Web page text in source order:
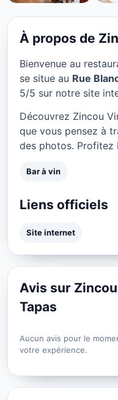
Zincou
Paris
À propos de
Bienvenue au
se situe au Rue
5/5 sur notre site
Découvrez Zincou
que vous pensez à
des photos. Profitez
Bar à vin
Liens officiels
Site internet
Avis sur
Tapas
Aucun avis pour le
votre expérience.